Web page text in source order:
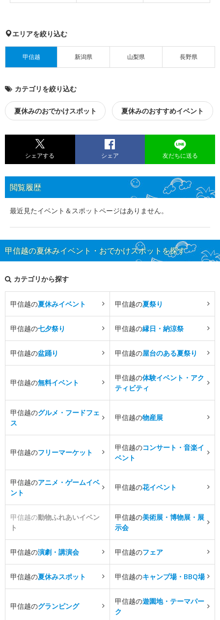
エリアを絞り込む
甲信越 新潟県 山梨県 長野県
カテゴリを絞り込む
夏休みのおでかけスポット 夏休みのおすすめイベント
シェアする シェア 友だちに送る
閲覧履歴
最近見たイベント＆スポットページはありません。
甲信越の夏休みイベント・おでかけスポットを探す
カテゴリから探す
甲信越の夏休みイベント 甲信越の夏祭り
甲信越の七夕祭り 甲信越の縁日・納涼祭
甲信越の盆踊り 甲信越の屋台のある夏祭り
甲信越の無料イベント
甲信越の体験イベント・アク
ティビティ
甲信越のグルメ・フードフェ
ス
甲信越の物産展
甲信越のフリーマーケット
甲信越のコンサート・音楽イ
ベント
甲信越のアニメ・ゲームイベ
ント
甲信越の花イベント
甲信越の動物ふれあいイベン
ト
甲信越の美術展・博物展・展
示会
甲信越の演劇・講演会 甲信越のフェア
甲信越の夏休みスポット 甲信越のキャンプ場・BBQ場
甲信越のグランピング
甲信越の遊園地・テーマパー
ク